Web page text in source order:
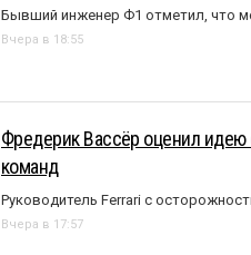
Бывший инженер Ф1 отметил, что
Вчера в 18:55
Фредерик Вассёр оценил идею
команд
Руководитель Ferrari с
Вчера в 17:57